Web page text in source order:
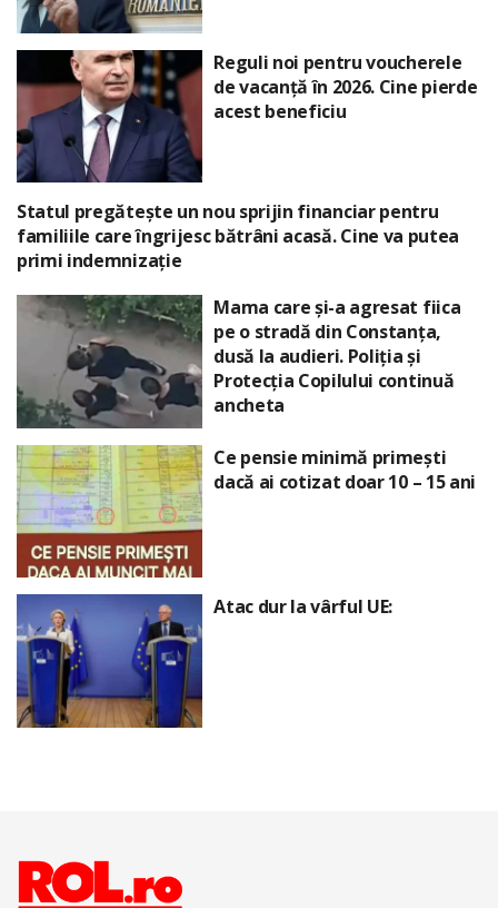
Reguli noi pentru voucherele
de vacanță în 2026. Cine pierde
acest beneficiu
Statul pregătește un nou sprijin financiar pentru
familiile care îngrijesc bătrâni acasă. Cine va putea
primi indemnizație
Mama care și-a agresat fiica
pe o stradă din Constanța,
dusă la audieri. Poliția și
Protecția Copilului continuă
ancheta
Ce pensie minimă primești
dacă ai cotizat doar 10 – 15 ani
Atac dur la vârful UE: